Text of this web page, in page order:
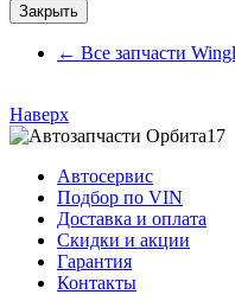
Закрыть
← Все запчасти
Наверх
Автосервис
Подбор по VIN
Доставка и оплата
Скидки и акции
Гарантия
Контакты